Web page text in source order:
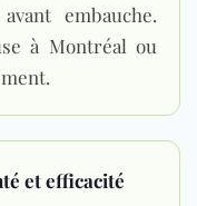
embauche.
à Montréal ou
et efficacité